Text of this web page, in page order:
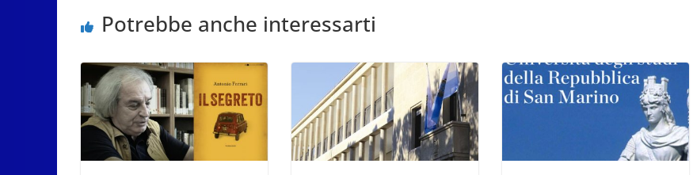
Potrebbe anche interessarti